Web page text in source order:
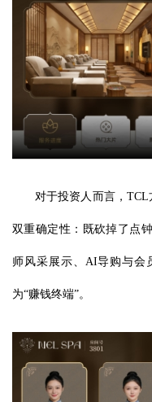
对于投资人而言，TCL
双重确定性：既砍掉了点
师风采展示、AI导购与会
为“赚钱终端”。